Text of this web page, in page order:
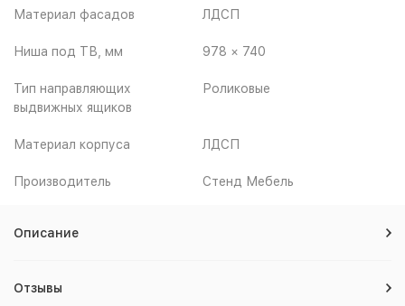
Материал фасадов ЛДСП
Ниша под ТВ, мм 978 × 740
Тип направляющих
выдвижных ящиков
Роликовые
Материал корпуса ЛДСП
Производитель Стенд Мебель
Описание
Отзывы